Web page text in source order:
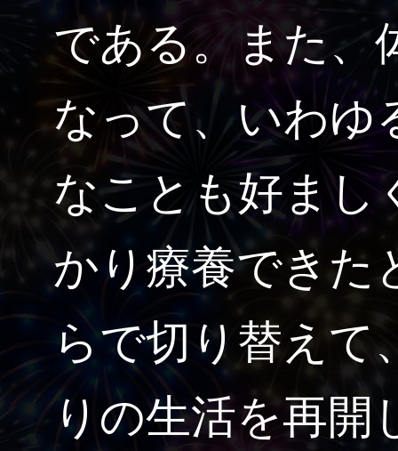
である。また、
なって、いわゆ
なことも好まし
かり療養できた
らで切り替えて
りの生活を再開